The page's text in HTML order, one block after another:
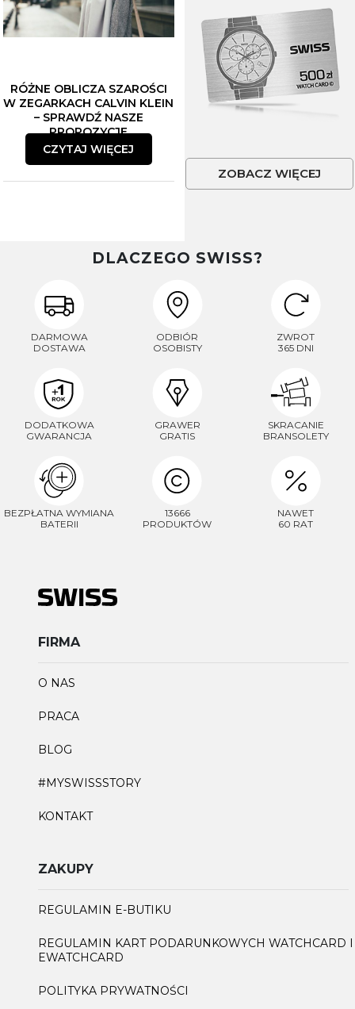
RÓŻNE OBLICZA SZAROŚCI
W ZEGARKACH CALVIN KLEIN
– SPRAWDŹ NASZE
PROPOZYCJE
CZYTAJ WIĘCEJ
ZOBACZ WIĘCEJ
DLACZEGO SWISS?
DARMOWA
DOSTAWA
ODBIÓR
OSOBISTY
ZWROT
365 DNI
DODATKOWA
GWARANCJA
GRAWER
GRATIS
SKRACANIE
BRANSOLETY
BEZPŁATNA WYMIANA
BATERII
13666
PRODUKTÓW
NAWET
60 RAT
FIRMA
O NAS
PRACA
BLOG
#MYSWISSSTORY
KONTAKT
ZAKUPY
REGULAMIN E-BUTIKU
REGULAMIN KART PODARUNKOWYCH WATCHCARD I
EWATCHCARD
POLITYKA PRYWATNOŚCI